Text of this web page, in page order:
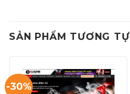
SẢN PHẨM TƯƠNG TỰ
-30%